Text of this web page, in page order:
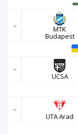
MTK
Budapest
UCSA
UTA Arad